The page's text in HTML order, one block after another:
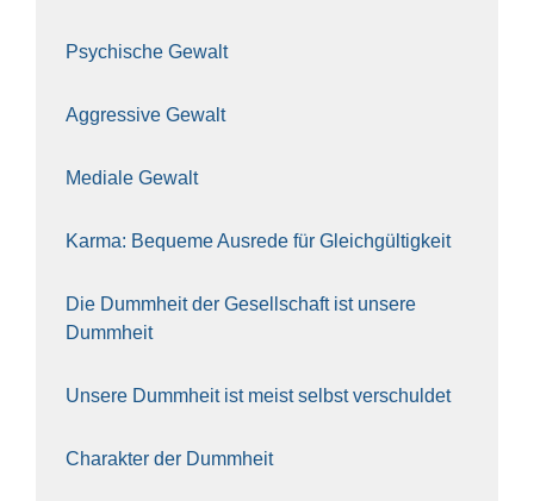
Psy­chi­sche Gewalt
Aggres­si­ve Gewalt
Media­le Gewalt
Kar­ma: Beque­me Aus­re­de für Gleich­gül­tig­keit
Die Dumm­heit der Gesell­schaft ist unse­re
Dumm­heit
Unse­re Dumm­heit ist meist selbst ver­schul­det
Cha­rak­ter der Dumm­heit